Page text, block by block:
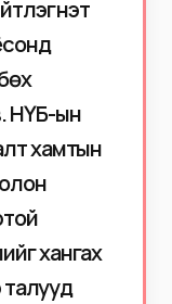
үнэт
НҮБ-ын
хамтын
хангах
талууд